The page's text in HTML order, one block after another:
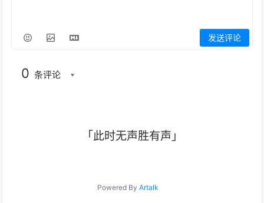
发送评论
0 条评论
「此时无声胜有声」
Powered By Artalk